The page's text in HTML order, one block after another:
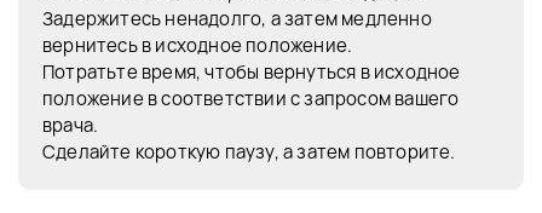
Задержитесь ненадолго, а затем медленно
вернитесь в исходное положение.
Потратьте время, чтобы вернуться в исходное
положение в соответствии с запросом вашего
врача.
Сделайте короткую паузу, а затем повторите.